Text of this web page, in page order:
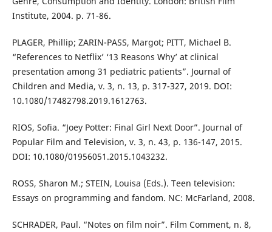
Institute, 2004. p. 71-86.
PLAGER, Phillip; ZARIN-PASS, Margot; PITT, Michael B.
“References to Netflix’ ‘13 Reasons Why’ at clinical
presentation among 31 pediatric patients”. Journal of
Children and Media, v. 3, n. 13, p. 317-327, 2019. DOI:
10.1080/17482798.2019.1612763.
RIOS, Sofia. “Joey Potter: Final Girl Next Door”. Journal of
Popular Film and Television, v. 3, n. 43, p. 136-147, 2015.
DOI: 10.1080/01956051.2015.1043232.
ROSS, Sharon M.; STEIN, Louisa (Eds.). Teen television:
Essays on programming and fandom. NC: McFarland, 2008.
SCHRADER, Paul. “Notes on film noir”. Film Comment, n. 8,